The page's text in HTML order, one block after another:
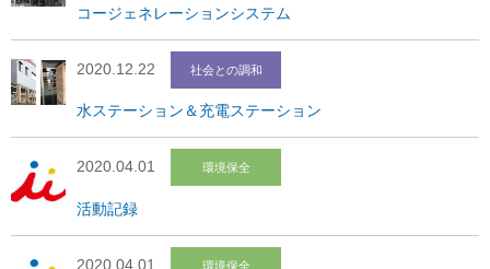
コージェネレーションシステム
2020.12.22 社会との調和
水ステーション＆充電ステーション
2020.04.01 環境保全
活動記録
2020.04.01 環境保全